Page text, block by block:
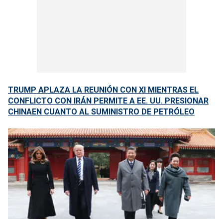
TRUMP APLAZA LA REUNIÓN CON XI MIENTRAS EL
CONFLICTO CON IRÁN PERMITE A EE. UU. PRESIONAR
CHINAEN CUANTO AL SUMINISTRO DE PETRÓLEO